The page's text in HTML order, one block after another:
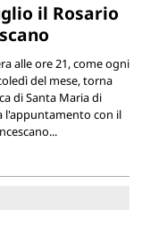
il Rosario
alle ore 21, come ogni
del mese, torna
di Santa Maria di
l'appuntamento con il